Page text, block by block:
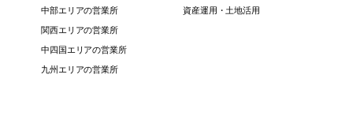
中部エリアの営業所
関西エリアの営業所
中四国エリアの営業所
九州エリアの営業所
資産運用・土地活用